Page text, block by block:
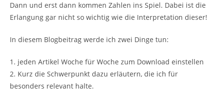
Dann und erst dann kommen Zahlen ins Spiel. Dabei ist die
Erlangung gar nicht so wichtig wie die Interpretation dieser!
In diesem Blogbeitrag werde ich zwei Dinge tun:
1. jeden Artikel Woche für Woche zum Download einstellen
2. Kurz die Schwerpunkt dazu erläutern, die ich für
besonders relevant halte.